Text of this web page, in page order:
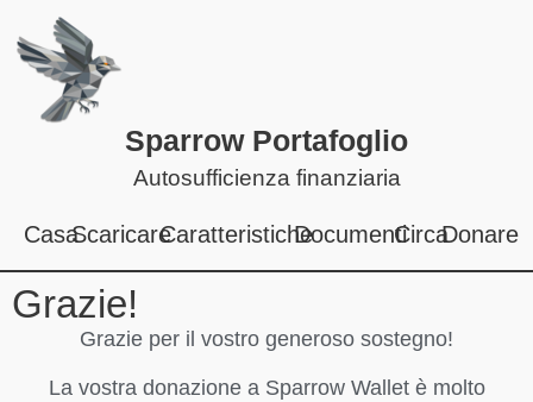
Sparrow Portafoglio
Autosufficienza finanziaria
CasaScaricareCaratteristicheDocumentiCircaDonare
Grazie!
Grazie per il vostro generoso sostegno!
La vostra donazione a Sparrow Wallet è molto